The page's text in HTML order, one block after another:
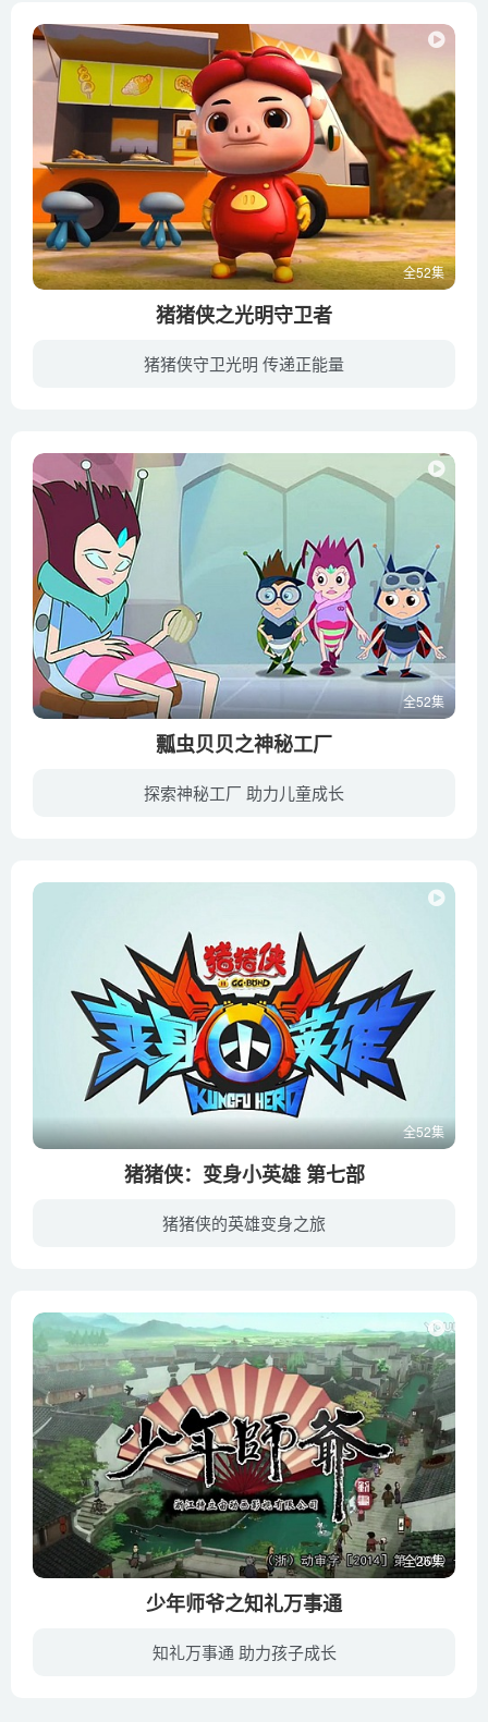
全52集
猪猪侠之光明守卫者
猪猪侠守卫光明 传递正能量
全52集
瓢虫贝贝之神秘工厂
探索神秘工厂 助力儿童成长
全52集
猪猪侠：变身小英雄 第七部
猪猪侠的英雄变身之旅
全26集
少年师爷之知礼万事通
知礼万事通 助力孩子成长